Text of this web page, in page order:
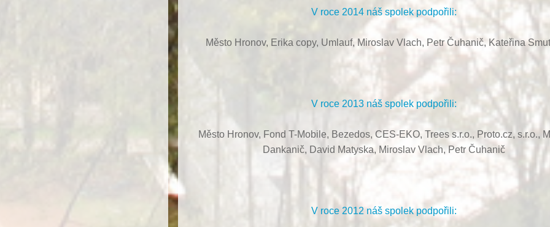
V roce 2014 náš spolek podpořili:
Město Hronov, Erika copy, Umlauf, Miroslav Vlach, Petr Čuhanič, Kateřina
V roce 2013 náš spolek podpořili:
Město Hronov, Fond T-Mobile, Bezedos, CES-EKO, Trees s.r.o., Proto.cz, s.r.o.,
Dankanič, David Matyska, Miroslav Vlach,Petr Čuhanič
V roce 2012 náš spolek podpořili: